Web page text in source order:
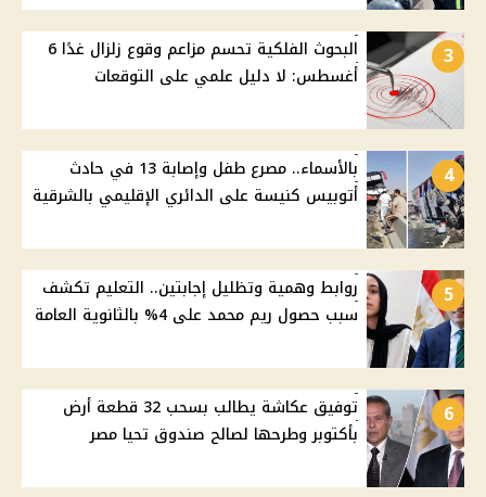
3
البحوث الفلكية تحسم مزاعم وقوع زلزال غدًا 6
أغسطس: لا دليل علمي على التوقعات
4
بالأسماء.. مصرع طفل وإصابة 13 في حادث
أتوبيس كنيسة على الدائري الإقليمي بالشرقية
5
روابط وهمية وتظليل إجابتين.. التعليم تكشف
سبب حصول ريم محمد على 4% بالثانوية العامة
6
توفيق عكاشة يطالب بسحب 32 قطعة أرض
بأكتوبر وطرحها لصالح صندوق تحيا مصر